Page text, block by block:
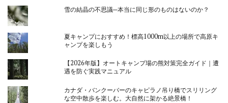
雪の結晶の不思議─本当に同じ形のものはないのか？
夏キャンプにおすすめ！標高1000m以上の場所で高原キ
ャンプを楽しもう
【2026年版】オートキャンプ場の熊対策完全ガイド｜遭
遇を防ぐ実践マニュアル
カナダ・バンクーバーのキャピラノ吊り橋でスリリング
な空中散歩を楽しむ。大自然に架かる絶景橋！